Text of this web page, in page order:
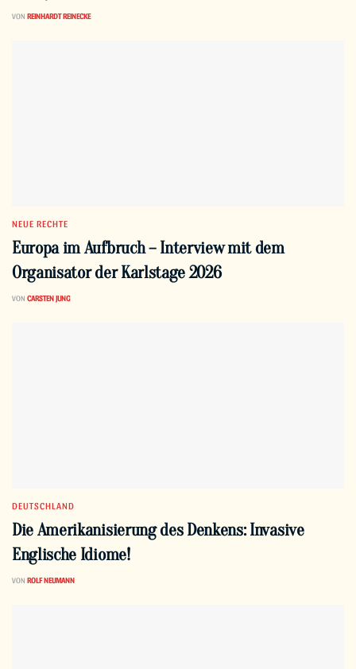
VON REINHARDT REINECKE
NEUE RECHTE
Europa im Aufbruch – Interview mit dem
Organisator der Karlstage 2026
VON CARSTEN JUNG
DEUTSCHLAND
Die Amerikanisierung des Denkens: Invasive
Englische Idiome!
VON ROLF NEUMANN